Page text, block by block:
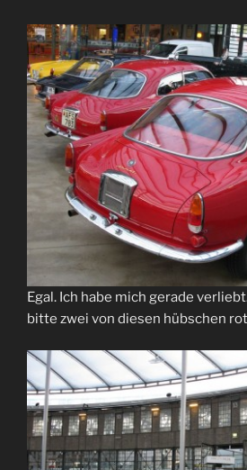
Egal. Ich habe mich gerade
bitte zwei von diesen hübschen